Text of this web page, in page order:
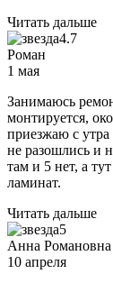
Читать дальше
4.7
Роман
1 мая
Занимаюсь
монтируется,
приезжаю с
не разошлись и
там и 5 нет, а
ламинат.
Читать дальше
5
Анна Романовна
10 апреля